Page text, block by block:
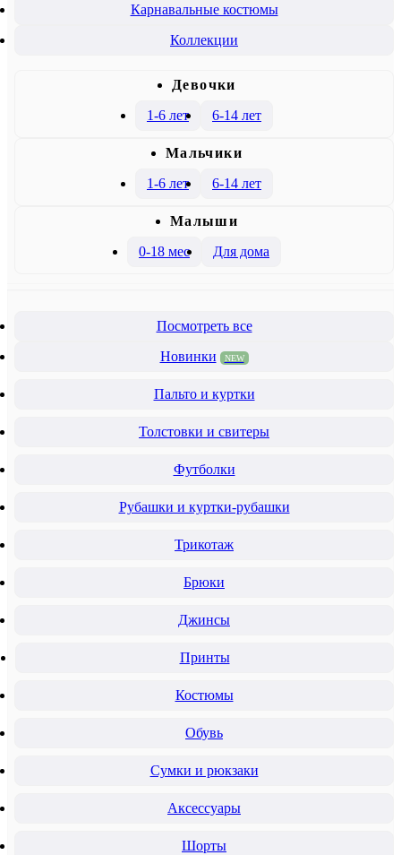
Карнавальные костюмы
Коллекции
Девочки
1-6 лет
6-14 лет
Mальчики
1-6 лет
6-14 лет
Малыши
0-18 мес
Для дома
Посмотреть все
Новинки
NEW
Пальто и куртки
Толстовки и свитеры
Футболки
Рубашки и куртки-рубашки
Трикотаж
Брюки
Джинсы
Принты
Костюмы
Обувь
Сумки и рюкзаки
Аксессуары
Шорты